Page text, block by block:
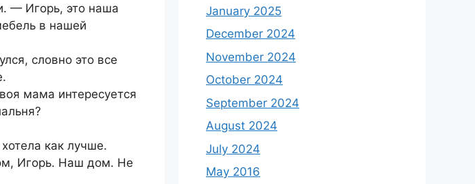
— Игорь, это наша
в нашей
словно это все
мама интересуется
как лучше.
Игорь. Наш дом. Не
January 2025
December 2024
November 2024
October 2024
September 2024
August 2024
July 2024
May 2016